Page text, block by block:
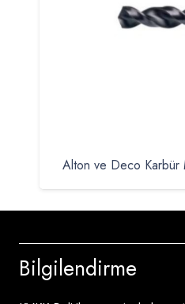
Alton ve Deco Karbür
Bilgilendirme